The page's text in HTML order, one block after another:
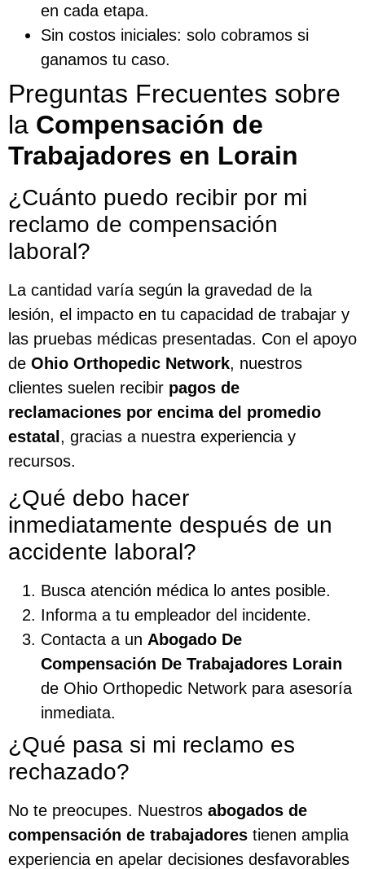
en cada etapa.
Sin costos iniciales: solo cobramos si
ganamos tu caso.
Preguntas Frecuentes sobre
la Compensación de
Trabajadores en Lorain
¿Cuánto puedo recibir por mi
reclamo de compensación
laboral?
La cantidad varía según la gravedad de la
lesión, el impacto en tu capacidad de trabajar y
las pruebas médicas presentadas. Con el apoyo
de Ohio Orthopedic Network, nuestros
clientes suelen recibir pagos de
reclamaciones por encima del promedio
estatal, gracias a nuestra experiencia y
recursos.
¿Qué debo hacer
inmediatamente después de un
accidente laboral?
Busca atención médica lo antes posible.
Informa a tu empleador del incidente.
Contacta a un Abogado De
Compensación De Trabajadores Lorain
de Ohio Orthopedic Network para asesoría
inmediata.
¿Qué pasa si mi reclamo es
rechazado?
No te preocupes. Nuestros abogados de
compensación de trabajadores tienen amplia
experiencia en apelar decisiones desfavorables